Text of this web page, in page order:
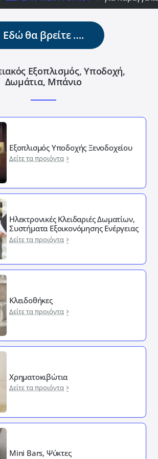
Εδώ θα βρείτε ….
Εξοπλισμός, Υποδοχή,
Δωμάτια, Μπάνιο
Εξοπλισμός Υποδοχής Ξενοδοχείου
Δείτε τα προιόντα
Ηλεκτρονικές Κλειδαριές Δωματίων,
Συστήματα Εξοικονόμησης Ενέργειας
Δείτε τα προιόντα
Κλειδοθήκες
Δείτε τα προιόντα
Χρηματοκιβώτια
Δείτε τα προιόντα
Mini Bars, Ψύκτες